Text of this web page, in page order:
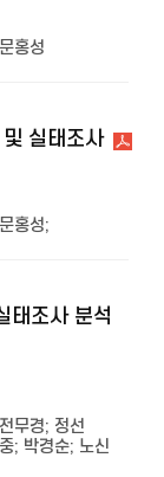
문홍성
실태조사
문홍성;
태조사 분석
전무경; 정선
; 박경순; 노신